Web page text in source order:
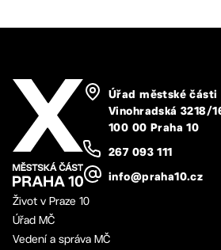
Úřad městské části
Vinohradská 3218/
100 00 Praha 10
267 093 111
info@praha10.cz
Život v Praze 10
Úřad MČ
Vedení a správa MČ